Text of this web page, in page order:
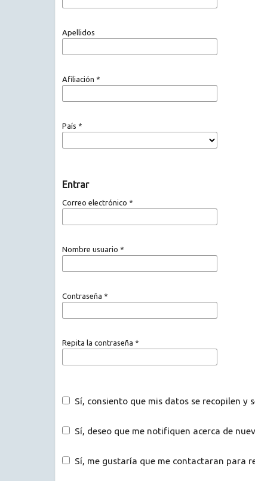
Apellidos
Afiliación *
País *
Entrar
Correo electrónico *
Nombre usuario *
Contraseña *
Repita la contraseña *
Sí, consiento que mis datos se recopilen y
Sí, deseo que me notifiquen acerca de
Sí, me gustaría que me contactaran para